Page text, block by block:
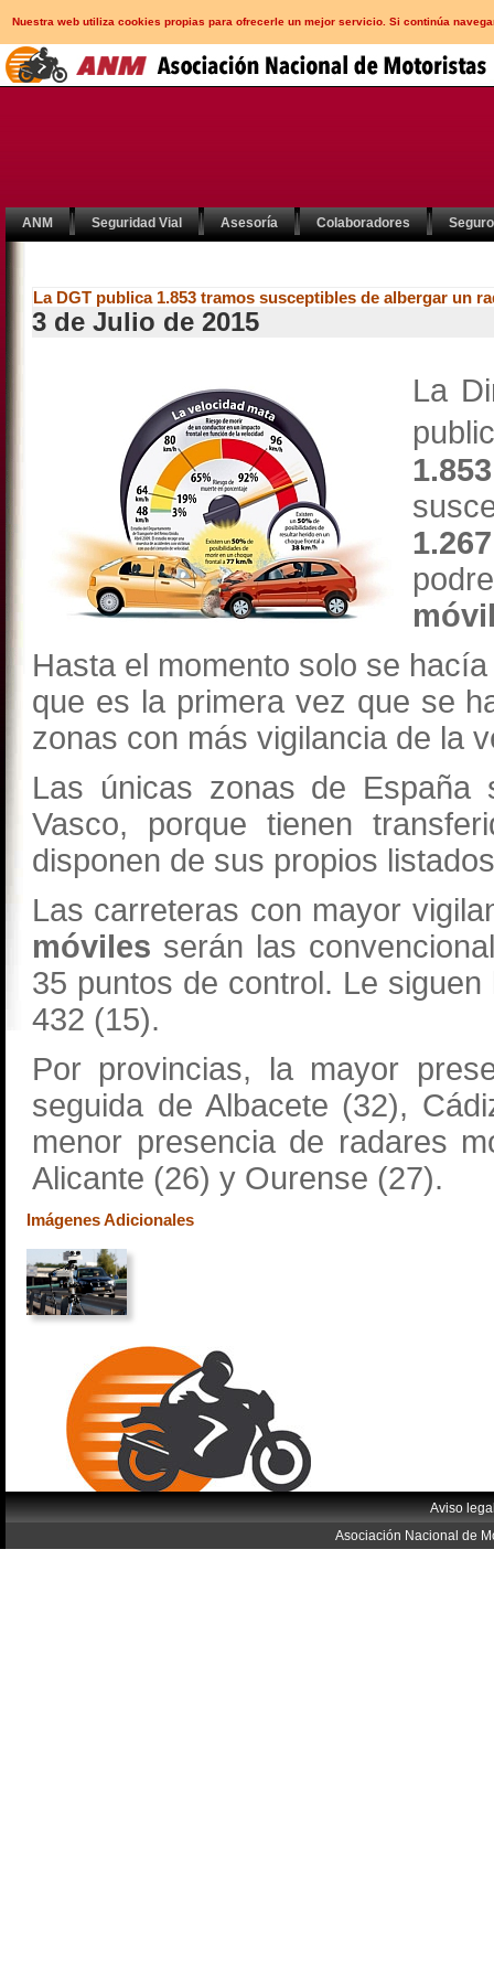
Nuestra web utiliza cookies propias para ofrecerle un mejor servicio. Si continúa
ANM Seguridad Vial Asesoría Colaboradores
La DGT publica 1.853 tramos susceptibles de albergar un
3 de Julio de 2015
La
Hasta el momento solo se
que es la primera vez que se
zonas con más vigilancia de la
Las únicas zonas de España
Vasco, porque tienen
disponen de sus propios
Las carreteras con mayor
móviles serán las
35 puntos de control. Le
432 (15).
Por provincias, la mayor
seguida de Albacete (32),
menor presencia de radares
Alicante (26) y Ourense (27).
Imágenes Adicionales
Aviso
Asociación Nacional de